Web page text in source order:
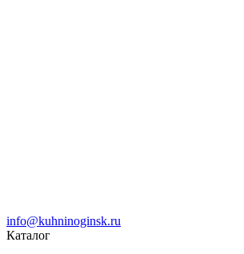
info@kuhninoginsk.ru
Каталог